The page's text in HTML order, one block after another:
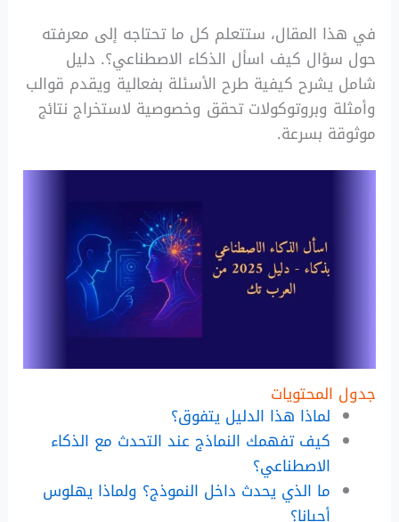
في هذا المقال، ستتعلم كل ما تحتاجه إلى معرفته
حول سؤال كيف اسأل الذكاء الاصطناعي؟. دليل
شامل يشرح كيفية طرح الأسئلة بفعالية ويقدم قوالب
وأمثلة وبروتوكولات تحقق وخصوصية لاستخراج نتائج
موثوقة بسرعة.
جدول المحتويات
لماذا هذا الدليل يتفوق؟
كيف تفهمك النماذج عند التحدث مع الذكاء
الاصطناعي؟
ما الذي يحدث داخل النموذج؟ ولماذا يهلوس
أحيانا؟